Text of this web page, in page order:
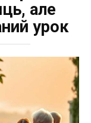
але
урок